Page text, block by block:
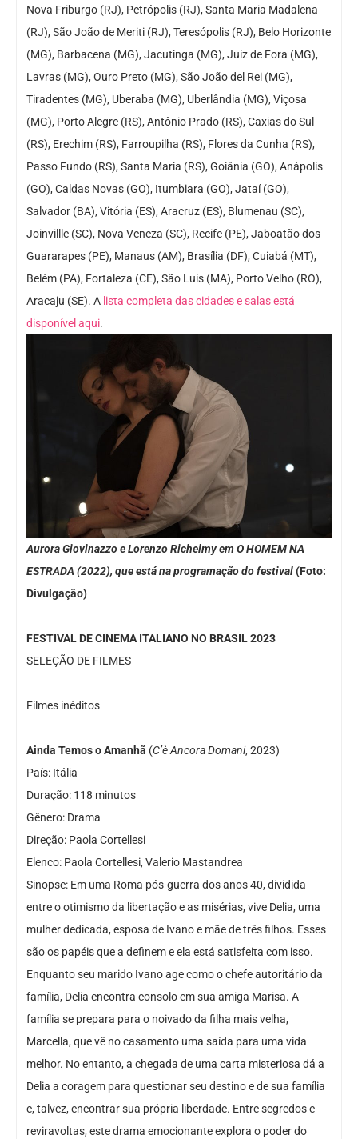
Nova Friburgo (RJ), Petrópolis (RJ), Santa Maria Madalena
(RJ), São João de Meriti (RJ), Teresópolis (RJ), Belo Horizonte
(MG), Barbacena (MG), Jacutinga (MG), Juiz de Fora (MG),
Lavras (MG), Ouro Preto (MG), São João del Rei (MG),
Tiradentes (MG), Uberaba (MG), Uberlândia (MG), Viçosa
(MG), Porto Alegre (RS), Antônio Prado (RS), Caxias do Sul
(RS), Erechim (RS), Farroupilha (RS), Flores da Cunha (RS),
Passo Fundo (RS), Santa Maria (RS), Goiânia (GO), Anápolis
(GO), Caldas Novas (GO), Itumbiara (GO), Jataí (GO),
Salvador (BA), Vitória (ES), Aracruz (ES), Blumenau (SC),
Joinvillle (SC), Nova Veneza (SC), Recife (PE), Jaboatão dos
Guararapes (PE), Manaus (AM), Brasília (DF), Cuiabá (MT),
Belém (PA), Fortaleza (CE), São Luis (MA), Porto Velho (RO),
Aracaju (SE). A lista completa das cidades e salas está
disponível aqui.
Aurora Giovinazzo e Lorenzo Richelmy em O HOMEM NA
ESTRADA (2022), que está na programação do festival(Foto:
Divulgação)
FESTIVAL DE CINEMA ITALIANO NO BRASIL 2023
SELEÇÃO DE FILMES
Filmes inéditos
Ainda Temos o Amanhã (C’è Ancora Domani, 2023)
País: Itália
Duração: 118 minutos
Gênero: Drama
Direção: Paola Cortellesi
Elenco: Paola Cortellesi, Valerio Mastandrea
Sinopse: Em uma Roma pós-guerra dos anos 40, dividida
entre o otimismo da libertação e as misérias, vive Delia, uma
mulher dedicada, esposa de Ivano e mãe de três filhos. Esses
são os papéis que a definem e ela está satisfeita com isso.
Enquanto seu marido Ivano age como o chefe autoritário da
família, Delia encontra consolo em sua amiga Marisa. A
família se prepara para o noivado da filha mais velha,
Marcella, que vê no casamento uma saída para uma vida
melhor. No entanto, a chegada de uma carta misteriosa dá a
Delia a coragem para questionar seu destino e de sua família
e, talvez, encontrar sua própria liberdade. Entre segredos e
reviravoltas, este drama emocionante explora o poder do